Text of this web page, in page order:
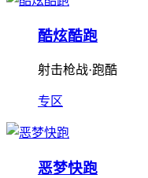
酷炫酷跑
射击枪战·跑酷
专区
恶梦快跑